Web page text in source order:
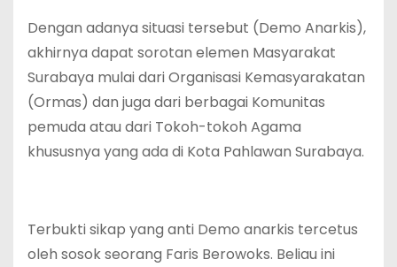
Dengan adanya situasi tersebut (Demo Anarkis),
akhirnya dapat sorotan elemen Masyarakat
Surabaya mulai dari Organisasi Kemasyarakatan
(Ormas) dan juga dari berbagai Komunitas
pemuda atau dari Tokoh-tokoh Agama
khususnya yang ada di Kota Pahlawan Surabaya.
Terbukti sikap yang anti Demo anarkis tercetus
oleh sosok seorang Faris Berowoks. Beliau ini